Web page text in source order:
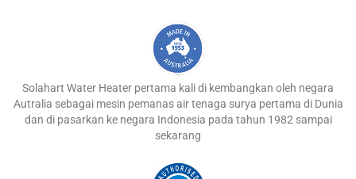
Solahart Water Heater pertama kali di kembangkan oleh negara
Autralia sebagai mesin pemanas air tenaga surya pertama di Dunia
dan di pasarkan ke negara Indonesia pada tahun 1982 sampai
sekarang